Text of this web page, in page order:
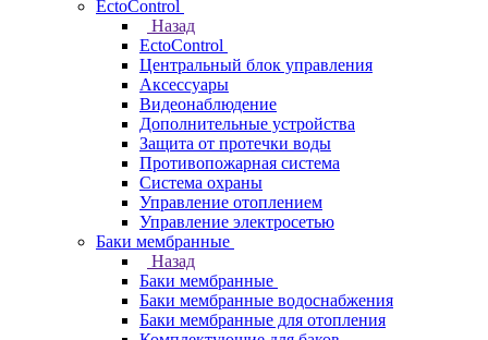
EctoControl
Назад
EctoControl
Центральный блок управления
Аксессуары
Видеонаблюдение
Дополнительные устройства
Защита от протечки воды
Противопожарная система
Система охраны
Управление отоплением
Управление электросетью
Баки мембранные
Назад
Баки мембранные
Баки мембранные водоснабжения
Баки мембранные для отопления